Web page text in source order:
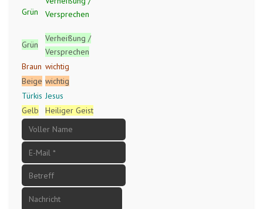
Grün
Versprechen
Grün
Verheißung /
Versprechen
Braun wichtig
Beige wichtig
Türkis Jesus
Gelb
Heiliger Geist